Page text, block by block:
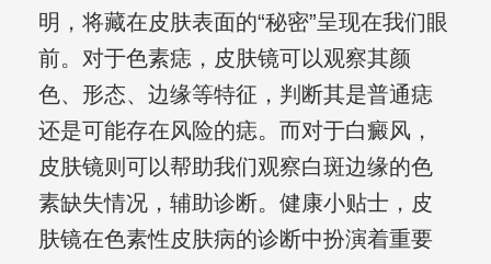
明，将藏在皮肤表面的“秘密”呈现在我们眼
前。对于色素痣，皮肤镜可以观察其颜
色、形态、边缘等特征，判断其是普通痣
还是可能存在风险的痣。而对于白癜风，
皮肤镜则可以帮助我们观察白斑边缘的色
素缺失情况，辅助诊断。健康小贴士，皮
肤镜在色素性皮肤病的诊断中扮演着重要